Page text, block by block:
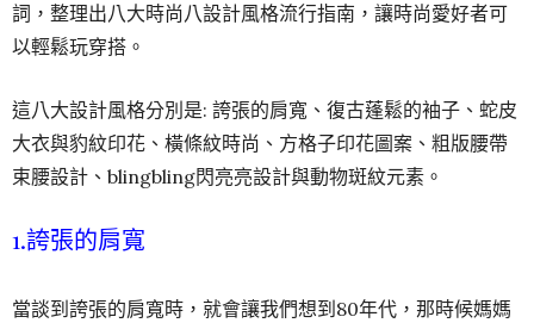
詞，整理出八大時尚八設計風格流行指南，讓時尚愛好者可
以輕鬆玩穿搭。
這八大設計風格分別是: 誇張的肩寬、復古蓬鬆的袖子、蛇皮
大衣與豹紋印花、橫條紋時尚、方格子印花圖案、粗版腰帶
束腰設計、blingbling閃亮亮設計與動物斑紋元素。
1.誇張的肩寬
當談到誇張的肩寬時，就會讓我們想到80年代，那時候媽媽